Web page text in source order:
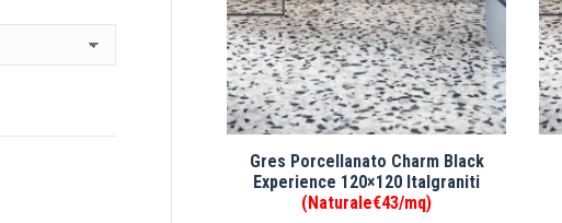
Gres Porcellanato Charm Black
Experience 120×120 Italgraniti
(Naturale€43/mq)